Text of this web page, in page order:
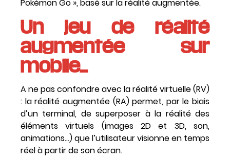
Pokémon Go », basé sur la réalité augmentée.
Un jeu de réalité
augmentée sur
mobile…
A ne pas confondre avec la réalité virtuelle (RV)
: la réalité augmentée (RA) permet, par le biais
d’un terminal, de superposer à la réalité des
éléments virtuels (images 2D et 3D, son,
animations…) que l’utilisateur visionne en temps
réel à partir de son écran.